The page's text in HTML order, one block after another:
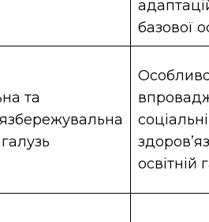
базової
та
освітній